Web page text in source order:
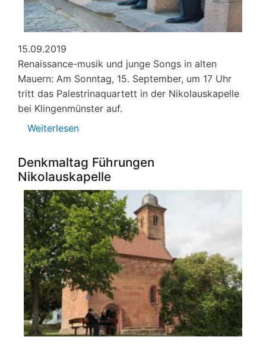
15.09.2019
Renaissance-musik und junge Songs in alten
Mauern: Am Sonntag, 15. September, um 17 Uhr
tritt das Palestrinaquartett in der Nikolauskapelle
bei Klingenmünster auf.
Weiterlesen
Quartett
in
der
Nikolauskapelle
Denkmaltag Führungen
Nikolauskapelle